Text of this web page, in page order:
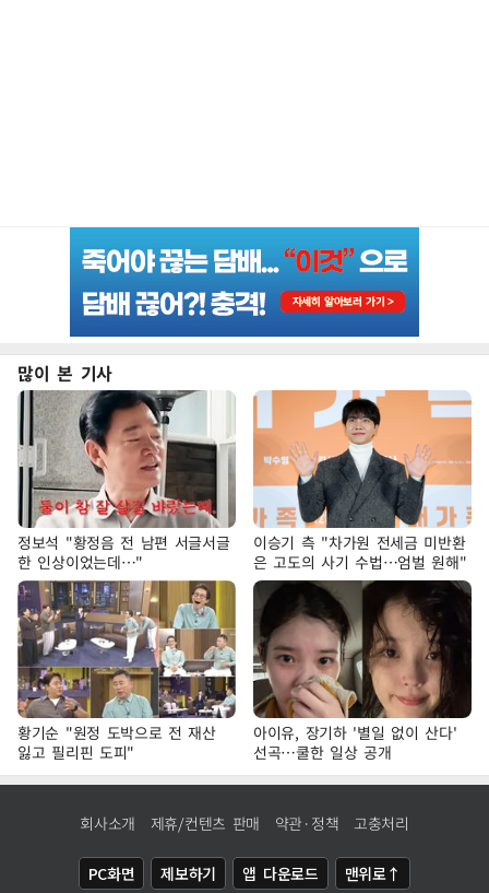
많이 본 기사
정보석 "황정음 전 남편 서글서글
한 인상이었는데…"
이승기 측 "차가원 전세금 미반환
은 고도의 사기 수법…엄벌 원해"
황기순 "원정 도박으로 전 재산
잃고 필리핀 도피"
아이유, 장기하 '별일 없이 산다'
선곡…쿨한 일상 공개
회사소개 제휴/컨텐츠 판매 약관·정책 고충처리
PC화면 제보하기 앱 다운로드 맨위로↑